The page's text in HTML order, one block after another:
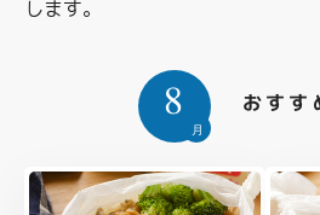
します。
8
月
おすす